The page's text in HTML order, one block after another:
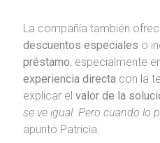
La compañía también
descuentos especiales o
préstamo, especialmente
experiencia directacon la
explicar el valor de la
se ve igual. Pero cuando lo
apuntó Patricia.